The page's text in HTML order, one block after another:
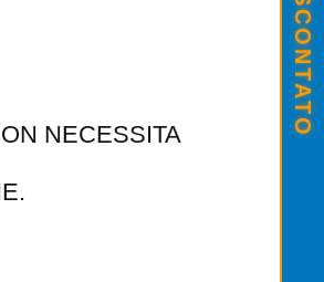
NECESSITA